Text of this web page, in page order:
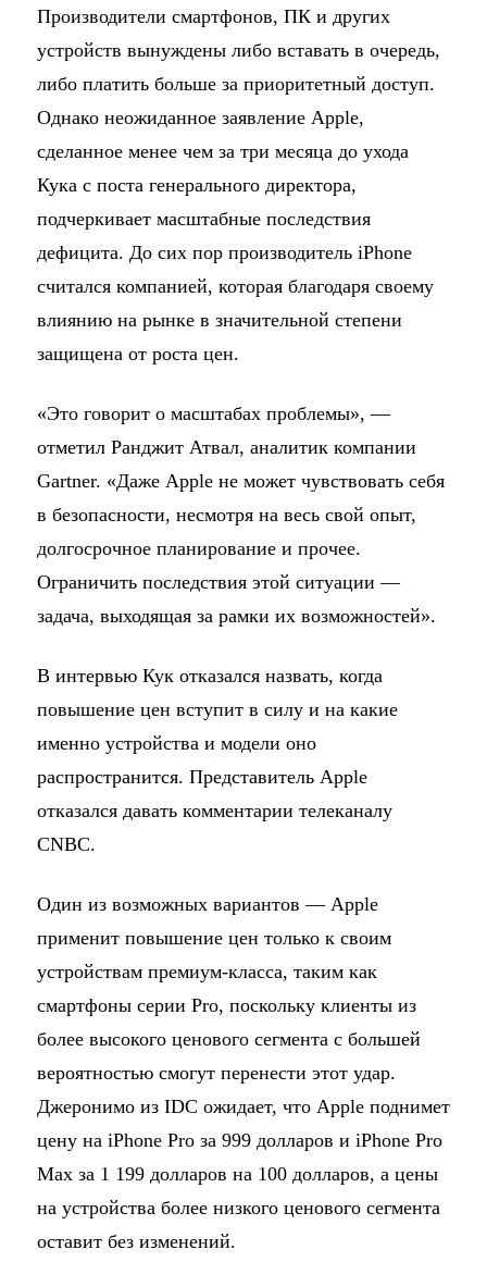
Производители смартфонов, ПК и других
устройств вынуждены либо вставать в очередь,
либо платить больше за приоритетный доступ.
Однако неожиданное заявление Apple,
сделанное менее чем за три месяца до ухода
Кука с поста генерального директора,
подчеркивает масштабные последствия
дефицита. До сих пор производитель iPhone
считался компанией, которая благодаря своему
влиянию на рынке в значительной степени
защищена от роста цен.
«Это говорит о масштабах проблемы», —
отметил Ранджит Атвал, аналитик компании
Gartner. «Даже Apple не может чувствовать себя
в безопасности, несмотря на весь свой опыт,
долгосрочное планирование и прочее.
Ограничить последствия этой ситуации —
задача, выходящая за рамки их возможностей».
В интервью Кук отказался назвать, когда
повышение цен вступит в силу и на какие
именно устройства и модели оно
распространится. Представитель Apple
отказался давать комментарии телеканалу
CNBC.
Один из возможных вариантов — Apple
применит повышение цен только к своим
устройствам премиум-класса, таким как
смартфоны серии Pro, поскольку клиенты из
более высокого ценового сегмента с большей
вероятностью смогут перенести этот удар.
Джеронимо из IDC ожидает, что Apple поднимет
цену на iPhone Pro за 999 долларов и iPhone Pro
Max за 1 199 долларов на 100 долларов, а цены
на устройства более низкого ценового сегмента
оставит без изменений.